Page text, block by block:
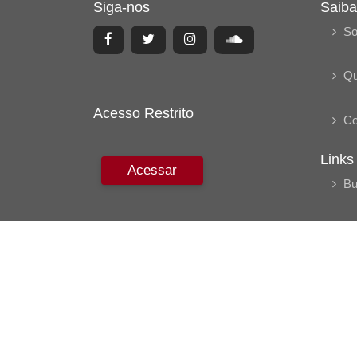
Siga-nos
Acesso Restrito
Acessar